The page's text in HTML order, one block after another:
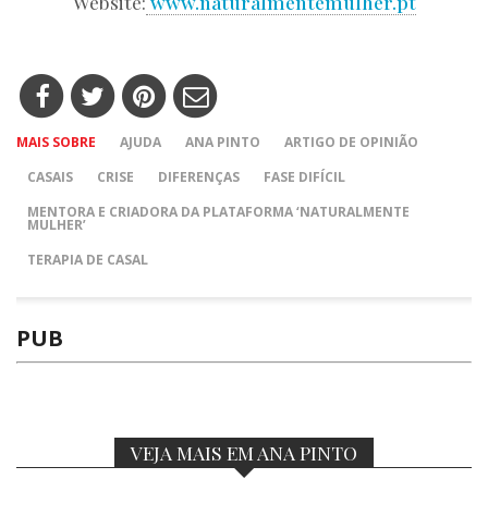
MAIS SOBRE AJUDA ANA PINTO
ARTIGO DE OPINIÃO
CASAIS
CRISE DIFERENÇAS
FASE DIFÍCIL
MENTORA E CRIADORA DA PLATAFORMA ‘NATURALMENTE
MULHER’
TERAPIA DE CASAL
PUB
VEJA MAIS EM ANA PINTO